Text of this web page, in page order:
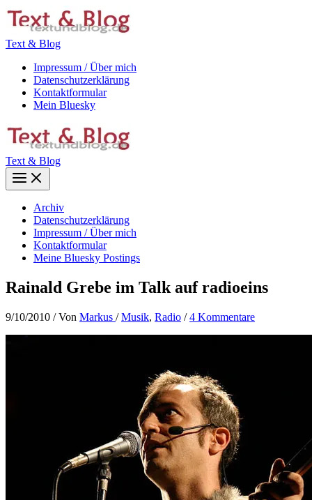
Zum
Inhalt
Text & Blog
Impressum / Über mich
Datenschutzerklärung
Kontaktformular
Mein Bluesky
Text & Blog
Main
Menu
Archiv
Datenschutzerklärung
Impressum / Über mich
Kontaktformular
Meine Bluesky Postings
Rainald Grebe im Talk auf radioeins
9/10/2010 / Von Markus /Musik, Radio /4 Kommentare